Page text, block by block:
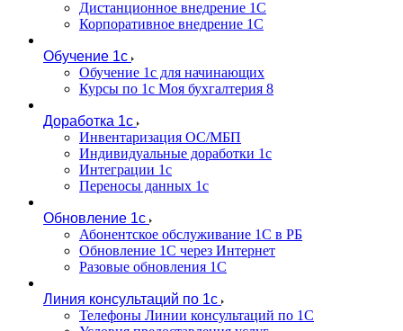
Дистанционное внедрение 1С
Корпоративное внедрение 1С
Обучение 1с
Обучение 1с для начинающих
Курсы по 1с Моя бухгалтерия 8
Доработка 1с
Инвентаризация ОС/МБП
Индивидуальные доработки 1с
Интеграции 1с
Переносы данных 1с
Обновление 1с
Абонентское обслуживание 1С в РБ
Обновление 1С через Интернет
Разовые обновления 1С
Линия консультаций по 1с
Телефоны Линии консультаций по 1С